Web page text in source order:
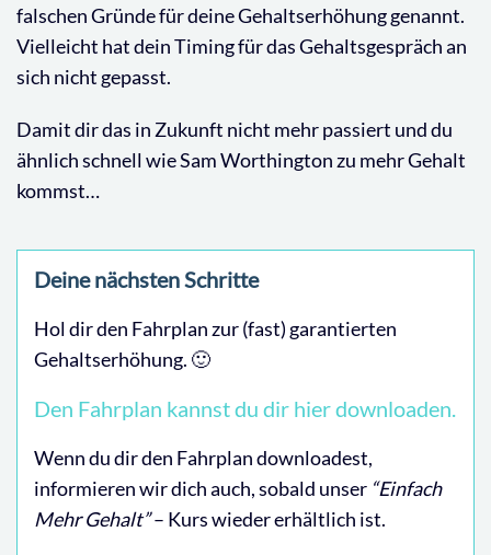
falschen Gründe für deine Gehaltserhöhung genannt.
Vielleicht hat dein Timing für das Gehaltsgespräch an
sich nicht gepasst.
Damit dir das in Zukunft nicht mehr passiert und du
ähnlich schnell wie Sam Worthington zu mehr Gehalt
kommst…
Deine nächsten Schritte
Hol dir den Fahrplan zur (fast) garantierten
Gehaltserhöhung. 🙂
Den Fahrplan kannst du dir hier downloaden.
Wenn du dir den Fahrplan downloadest,
informieren wir dich auch, sobald unser “Einfach
Mehr Gehalt”– Kurs wieder erhältlich ist.